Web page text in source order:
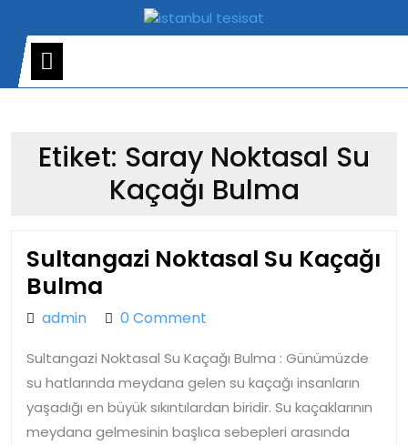
content
Etiket: Saray Noktasal Su
Kaçağı Bulma
Sultangazi Noktasal Su Kaçağı
Bulma
Noktasal
Kaçağı
Bulma
adminadmin0 Comment
Sultangazi Noktasal Su Kaçağı Bulma : Günümüzde
su hatlarında meydana gelen su kaçağı insanların
yaşadığı en büyük sıkıntılardan biridir. Su kaçaklarının
meydana gelmesinin başlıca sebepleri arasında